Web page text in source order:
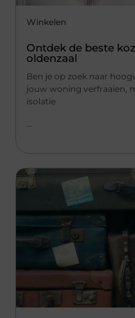
Winkelen
Ontdek de beste
oldenzaal
Ben je op zoek naar
jouw woning verfraaien,
isolatie
...